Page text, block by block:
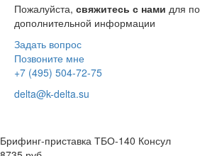
Пожалуйста, свяжитесь с нами для
дополнительной информации
Задать вопрос
Позвоните мне
+7 (495) 504-72-75
delta@k-delta.su
Брифинг-приставка ТБО-140 Консул